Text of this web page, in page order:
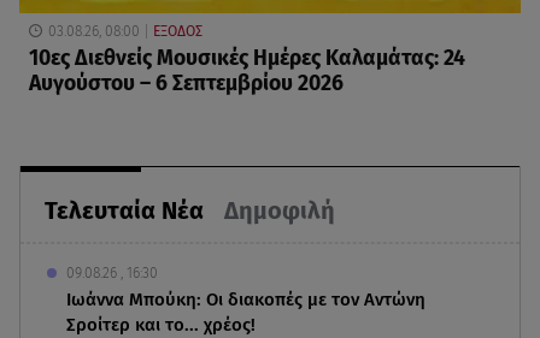
Τελευταία Νέα Δημοφιλή
09.08.26 , 16:30
Ιωάννα Μπούκη: Οι διακοπές με τον Αντώνη
Σροίτερ και το... χρέος!
03.08.26, 08:00 ΕΞΟΔΟΣ
10ες Διεθνείς Μουσικές Ημέρες Καλαμάτας: 24
Αυγούστου – 6 Σεπτεμβρίου 2026